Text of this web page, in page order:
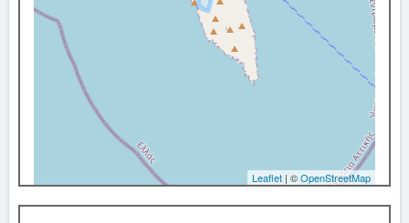
Leaflet | ©OpenStreetMap